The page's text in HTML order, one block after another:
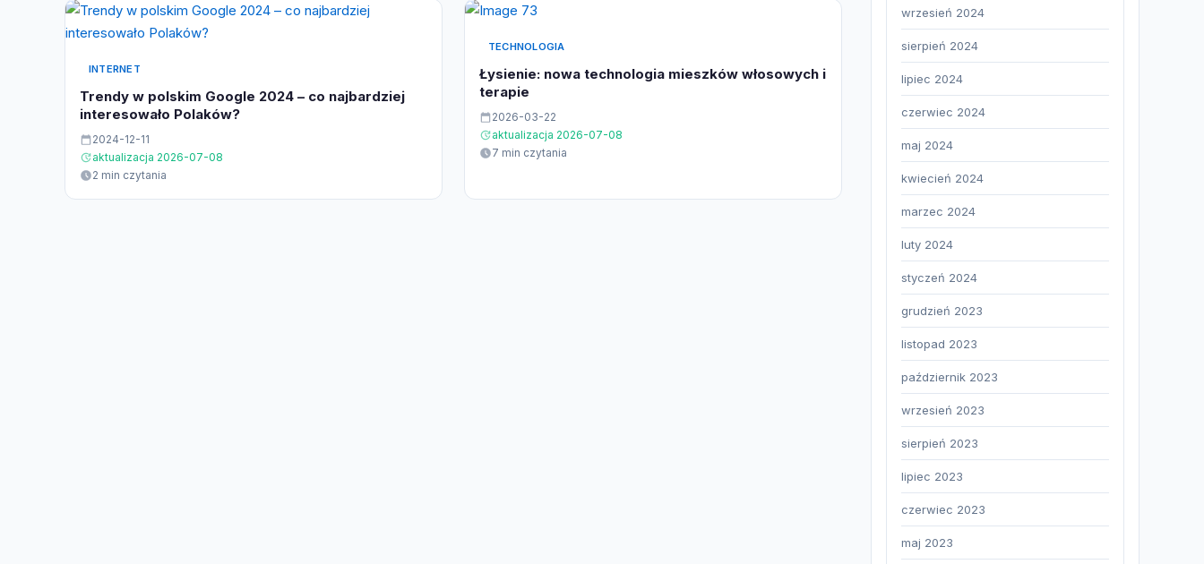
INTERNET
Trendy w polskim Google 2024 – co najbardziej
interesowało Polaków?
2024-12-11
aktualizacja 2026-07-08
2 min czytania
TECHNOLOGIA
Łysienie: nowa technologia mieszków włosowych i
terapie
2026-03-22
aktualizacja 2026-07-08
7 min czytania
wrzesień 2024
sierpień 2024
lipiec 2024
czerwiec 2024
maj 2024
kwiecień 2024
marzec 2024
luty 2024
styczeń 2024
grudzień 2023
listopad 2023
październik 2023
wrzesień 2023
sierpień 2023
lipiec 2023
czerwiec 2023
maj 2023